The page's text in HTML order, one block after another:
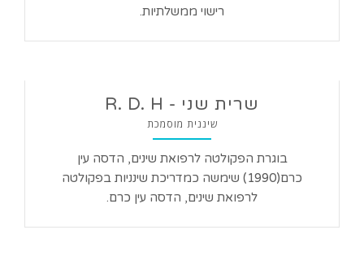
רישוי ממשלתיות.
שרית שני - R. D. H
שיננית מוסמכת
בוגרת הפקולטה לרפואת שינים, הדסה עין
כרם(1990) שימשה כמדריכת שינניות בפקולטה
לרפואת שינים, הדסה עין כרם.